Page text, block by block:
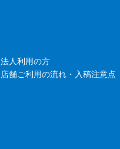
法人利用の方
店舗ご利用の流れ・入稿注意点